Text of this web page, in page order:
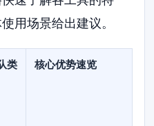
用场景给出建议。
类
核心优势速览